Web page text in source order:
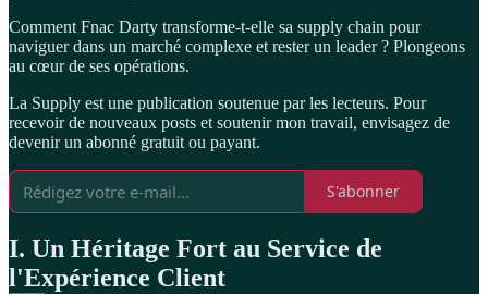
Comment Fnac Darty transforme-t-elle sa supply chain pour
naviguer dans un marché complexe et rester un leader ? Plongeons
au cœur de ses opérations.
La Supply est une publication soutenue par les lecteurs. Pour
recevoir de nouveaux posts et soutenir mon travail, envisagez de
devenir un abonné gratuit ou payant.
S'abonner
I. Un Héritage Fort au Service de
l'Expérience Client